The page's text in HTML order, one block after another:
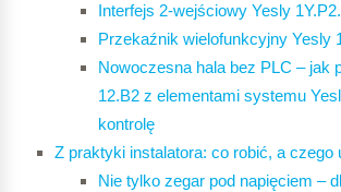
Interfejs 2-wejściowy Yesly
Przekaźnik wielofunkcyjny Yesly
Nowoczesna hala bez PLC – jak
12.B2 z elementami systemu
kontrolę
Z praktyki instalatora: co robić, a czego
Nie tylko zegar pod napięciem –